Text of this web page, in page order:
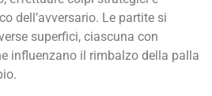
dell’avversario. Le partite si
superfici, ciascuna con
influenzano il rimbalzo della palla